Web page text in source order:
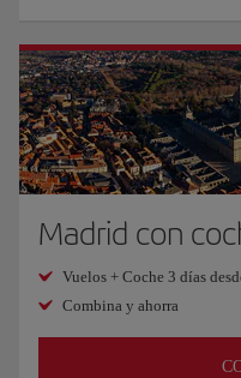
Madrid con
Vuelos + Coche 3 días
Combina y ahorra